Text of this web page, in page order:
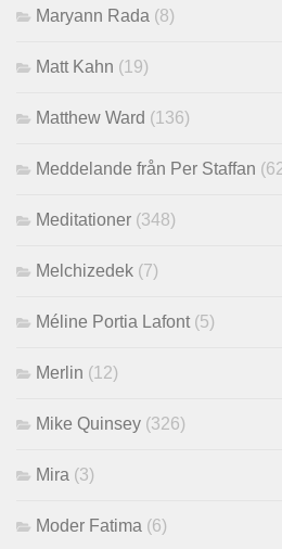
Maryann Rada (8)
Matt Kahn (19)
Matthew Ward (136)
Meddelande från Per Staffan
Meditationer (348)
Melchizedek (7)
Méline Portia Lafont (5)
Merlin (12)
Mike Quinsey (326)
Mira (3)
Moder Fatima (6)